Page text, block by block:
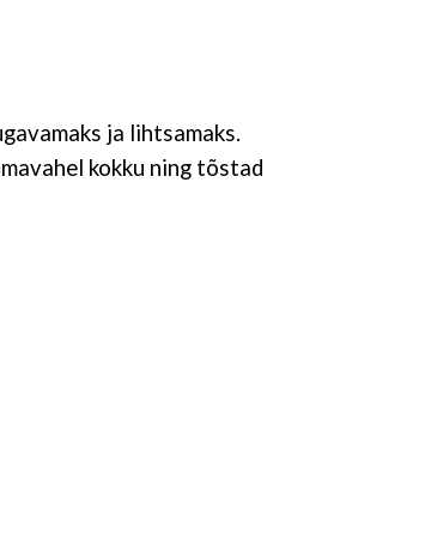
ja lihtsamaks.
kokku ning tõstad